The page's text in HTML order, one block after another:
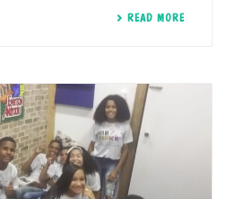
READ MORE